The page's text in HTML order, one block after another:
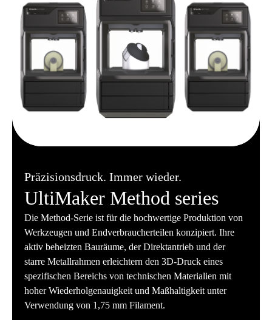
Präzisionsdruck. Immer wieder.
UltiMaker Method series
Die Method-Serie ist für die hochwertige Produktion von
Werkzeugen und Endverbraucherteilen konzipiert. Ihre
aktiv beheizten Bauräume, der Direktantrieb und der
starre Metallrahmen erleichtern den 3D-Druck eines
spezifischen Bereichs von technischen Materialien mit
hoher Wiederholgenauigkeit und Maßhaltigkeit unter
Verwendung von 1,75 mm Filament.